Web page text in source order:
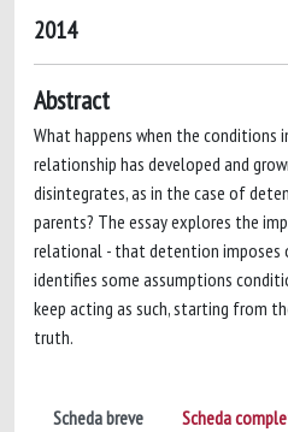
2014
Abstract
What happens when the conditions
relationship has developed and
disintegrates, as in the case of
parents? The essay explores the
relational - that detention imposes
identifies some assumptions
keep acting as such, starting from
truth.
Scheda breve Scheda